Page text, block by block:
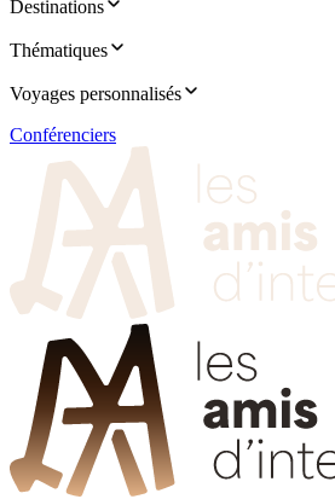
Destinations
Thématiques
Voyages personnalisés
Conférenciers